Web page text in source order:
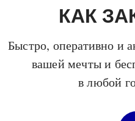
КАК
Быстро, оперативно и
вашей мечты и
в любой